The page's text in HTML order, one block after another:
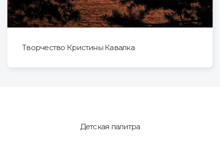
Творчество Кристины Кавалка
Детская палитра